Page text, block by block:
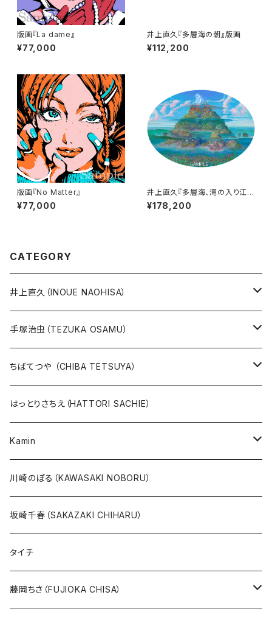
版画『La dame』
¥77,000
井上直久『多層海の朝』版画
¥112,200
版画『No Matter』
¥77,000
井上直久『多層海、滝の入り江』
版画
¥178,200
CATEGORY
井上直久（INOUE NAOHISA）
人気作品TOP10
版画
10万未満
20万未満
本、カレンダー
イバラード新作版画2026
手塚治虫（TEZUKA OSAMU）
版画
鉄腕アトム
ジャングル大帝
その他
人気作品TOP10
ちばてつや （CHIBA TETSUYA）
版画
あしたのジョー
その他
人気作品TOP5
はっとりさちえ（HATTORI SACHIE）
Kamin
版画
川崎のぼる（KAWASAKI NOBORU）
坂崎千春（SAKAZAKI CHIHARU）
タイチ
藤岡ちさ（FUJIOKA CHISA）